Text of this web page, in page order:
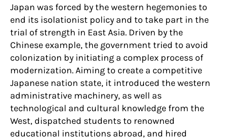
Japan was forced by the western hegemonies to
end its isolationist policy and to take part in the
trial of strength in East Asia. Driven by the
Chinese example, the government tried to avoid
colonization by initiating a complex process of
modernization. Aiming to create a competitive
Japanese nation state, it introduced the western
administrative machinery, as well as
technological and cultural knowledge from the
West, dispatched students to renowned
educational institutions abroad, and hired